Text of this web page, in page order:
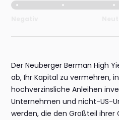
Der Neuberger Berman High
ab, Ihr Kapital zu vermehren,
hochverzinsliche Anleihen
Unternehmen und nicht-US-
werden, die den Großteil